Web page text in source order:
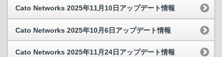
Cato Networks 2025年11月10日アップデート情報
Cato Networks 2025年10月6日アップデート情報
Cato Networks 2025年11月24日アップデート情報